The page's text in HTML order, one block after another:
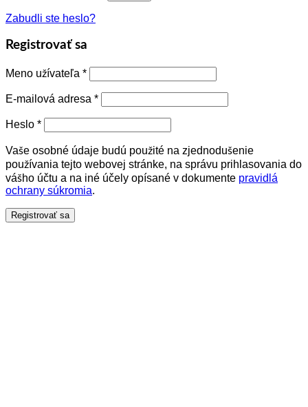
Zabudli ste heslo?
Registrovať sa
Meno užívateľa *
E-mailová adresa *
Heslo *
Vaše osobné údaje budú použité na zjednodušenie
používania tejto webovej stránke, na správu prihlasovania do
vášho účtu a na iné účely opísané v dokumente pravidlá
ochrany súkromia.
Registrovať sa